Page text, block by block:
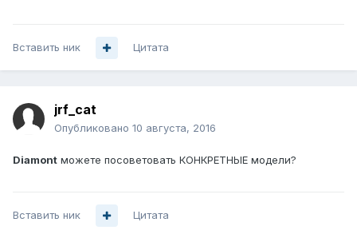
Вставить ник Цитата
jrf_cat
Опубликовано 10 августа, 2016
Diamont можете посоветовать КОНКРЕТНЫЕ модели?
Вставить ник Цитата